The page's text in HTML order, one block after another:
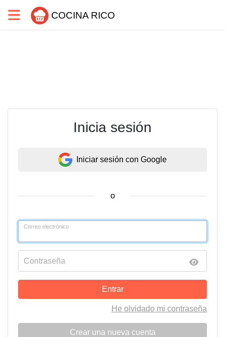
COCINA RICO
Inicia sesión
Iniciar sesión con Google
o
Correo electrónico
Contraseña
Entrar
He olvidado mi contraseña
Crear una nueva cuenta